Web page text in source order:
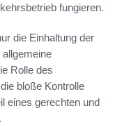
fungieren.
die Einhaltung der
Rolle des
bloße Kontrolle
eines gerechten und